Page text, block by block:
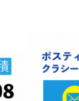
住所 〒